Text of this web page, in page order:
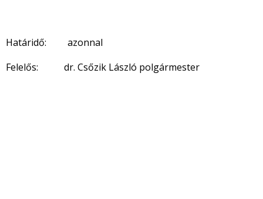
Határidő: azonnal
Felelős: dr. Csőzik László polgármester